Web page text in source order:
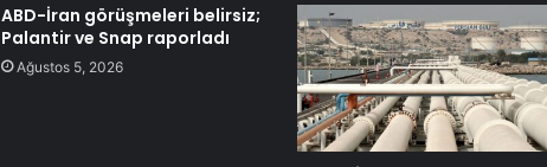
ABD-İran görüşmeleri belirsiz;
Palantir ve Snap raporladı
Ağustos 5, 2026